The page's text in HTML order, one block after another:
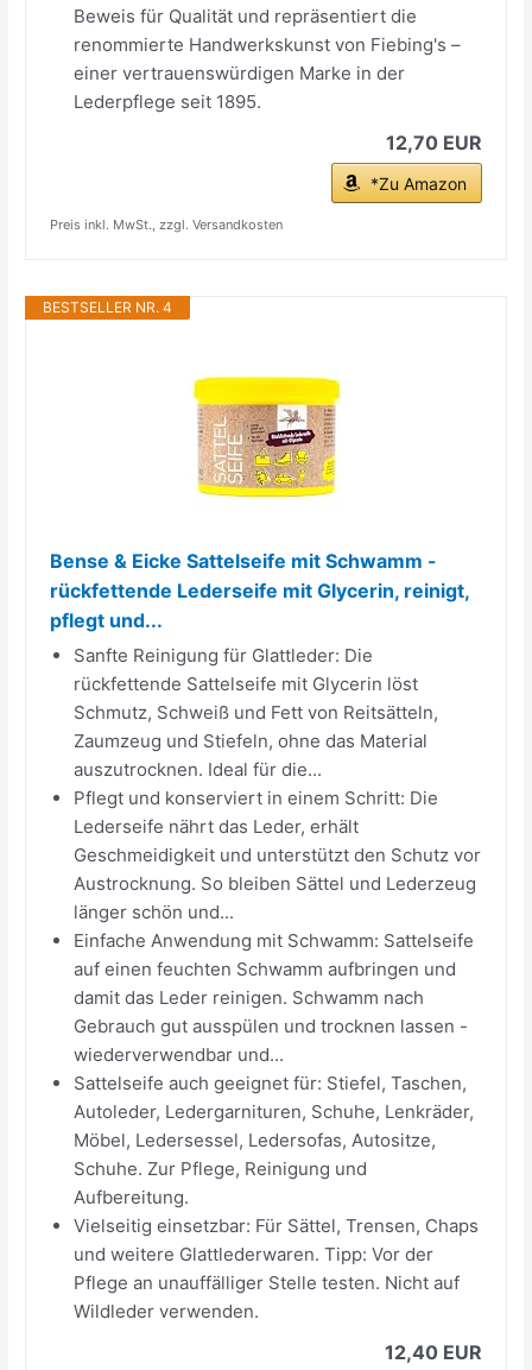
Beweis für Qualität und repräsentiert die
renommierte Handwerkskunst von Fiebing's –
einer vertrauenswürdigen Marke in der
Lederpflege seit 1895.
12,70 EUR
*Zu Amazon
Preis inkl. MwSt., zzgl. Versandkosten
BESTSELLER NR. 4
Bense & Eicke Sattelseife mit Schwamm -
rückfettende Lederseife mit Glycerin, reinigt,
pflegt und...
Sanfte Reinigung für Glattleder: Die
rückfettende Sattelseife mit Glycerin löst
Schmutz, Schweiß und Fett von Reitsätteln,
Zaumzeug und Stiefeln, ohne das Material
auszutrocknen. Ideal für die...
Pflegt und konserviert in einem Schritt: Die
Lederseife nährt das Leder, erhält
Geschmeidigkeit und unterstützt den Schutz vor
Austrocknung. So bleiben Sättel und Lederzeug
länger schön und...
Einfache Anwendung mit Schwamm: Sattelseife
auf einen feuchten Schwamm aufbringen und
damit das Leder reinigen. Schwamm nach
Gebrauch gut ausspülen und trocknen lassen -
wiederverwendbar und...
Sattelseife auch geeignet für: Stiefel, Taschen,
Autoleder, Ledergarnituren, Schuhe, Lenkräder,
Möbel, Ledersessel, Ledersofas, Autositze,
Schuhe. Zur Pflege, Reinigung und
Aufbereitung.
Vielseitig einsetzbar: Für Sättel, Trensen, Chaps
und weitere Glattlederwaren. Tipp: Vor der
Pflege an unauffälliger Stelle testen. Nicht auf
Wildleder verwenden.
12,40 EUR